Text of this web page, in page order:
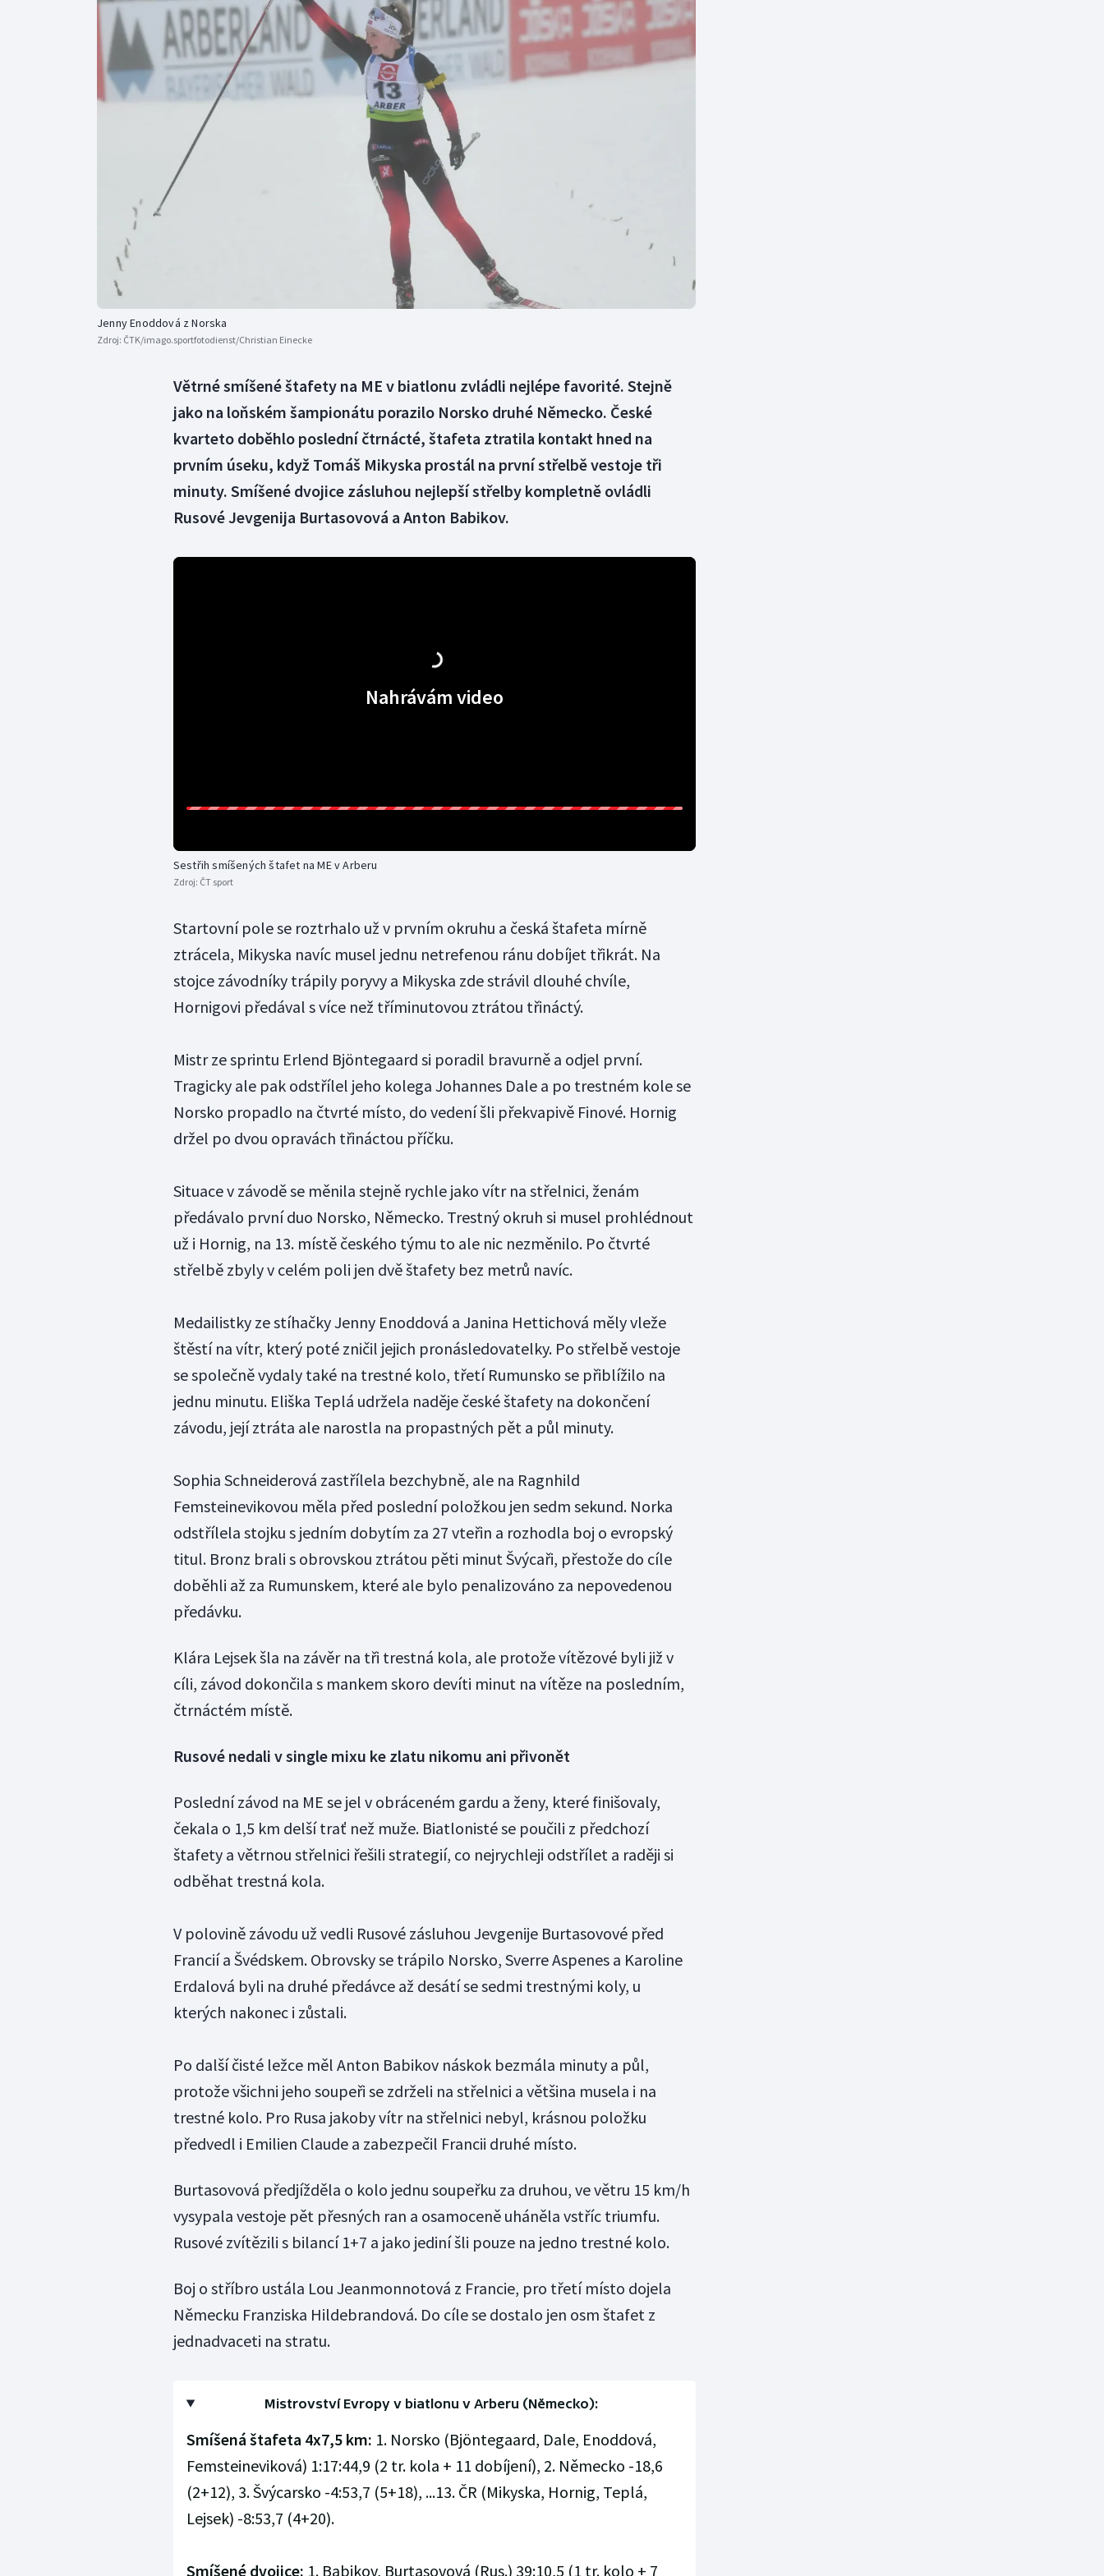
Curling
Dostihy
Moderní pětiboj
Olympijské hry
Parasport
Plavání
Plážový volejbal
Triatlon
Veslování
Jenny Enoddová z Norska
Zdroj: ČTK/imago.sportfotodienst/Christian Einecke
Větrné smíšené štafety na ME v biatlonu zvládli nejlépe favorité. Stejně
jako na loňském šampionátu porazilo Norsko druhé Německo. České
kvarteto doběhlo poslední čtrnácté, štafeta ztratila kontakt hned na
prvním úseku, když Tomáš Mikyska prostál na první střelbě vestoje tři
minuty. Smíšené dvojice zásluhou nejlepší střelby kompletně ovládli
Rusové Jevgenija Burtasovová a Anton Babikov.
Nahrávám video
Sestřih smíšených štafet na ME v Arberu
Zdroj: ČT sport
Startovní pole se roztrhalo už v prvním okruhu a česká štafeta mírně
ztrácela, Mikyska navíc musel jednu netrefenou ránu dobíjet třikrát. Na
stojce závodníky trápily poryvy a Mikyska zde strávil dlouhé chvíle,
Hornigovi předával s více než tříminutovou ztrátou třináctý.
Mistr ze sprintu Erlend Bjöntegaard si poradil bravurně a odjel první.
Tragicky ale pak odstřílel jeho kolega Johannes Dale a po trestném kole se
Norsko propadlo na čtvrté místo, do vedení šli překvapivě Finové. Hornig
držel po dvou opravách třináctou příčku.
Situace v závodě se měnila stejně rychle jako vítr na střelnici, ženám
předávalo první duo Norsko, Německo. Trestný okruh si musel prohlédnout
už i Hornig, na 13. místě českého týmu to ale nic nezměnilo. Po čtvrté
střelbě zbyly v celém poli jen dvě štafety bez metrů navíc.
Medailistky ze stíhačky Jenny Enoddová a Janina Hettichová měly vleže
štěstí na vítr, který poté zničil jejich pronásledovatelky. Po střelbě vestoje
se společně vydaly také na trestné kolo, třetí Rumunsko se přiblížilo na
jednu minutu. Eliška Teplá udržela naděje české štafety na dokončení
závodu, její ztráta ale narostla na propastných pět a půl minuty.
Sophia Schneiderová zastřílela bezchybně, ale na Ragnhild
Femsteinevikovou měla před poslední položkou jen sedm sekund. Norka
odstřílela stojku s jedním dobytím za 27 vteřin a rozhodla boj o evropský
titul. Bronz brali s obrovskou ztrátou pěti minut Švýcaři, přestože do cíle
doběhli až za Rumunskem, které ale bylo penalizováno za nepovedenou
předávku.
Klára Lejsek šla na závěr na tři trestná kola, ale protože vítězové byli již v
cíli, závod dokončila s mankem skoro devíti minut na vítěze na posledním,
čtrnáctém místě.
Rusové nedali v single mixu ke zlatu nikomu ani přivonět
Poslední závod na ME se jel v obráceném gardu a ženy, které finišovaly,
čekala o 1,5 km delší trať než muže. Biatlonisté se poučili z předchozí
štafety a větrnou střelnici řešili strategií, co nejrychleji odstřílet a raději si
odběhat trestná kola.
V polovině závodu už vedli Rusové zásluhou Jevgenije Burtasovové před
Francií a Švédskem. Obrovsky se trápilo Norsko, Sverre Aspenes a Karoline
Erdalová byli na druhé předávce až desátí se sedmi trestnými koly, u
kterých nakonec i zůstali.
Po další čisté ležce měl Anton Babikov náskok bezmála minuty a půl,
protože všichni jeho soupeři se zdrželi na střelnici a většina musela i na
trestné kolo. Pro Rusa jakoby vítr na střelnici nebyl, krásnou položku
předvedl i Emilien Claude a zabezpečil Francii druhé místo.
Burtasovová předjížděla o kolo jednu soupeřku za druhou, ve větru 15 km/h
vysypala vestoje pět přesných ran a osamoceně uháněla vstříc triumfu.
Rusové zvítězili s bilancí 1+7 a jako jediní šli pouze na jedno trestné kolo.
Boj o stříbro ustála Lou Jeanmonnotová z Francie, pro třetí místo dojela
Německu Franziska Hildebrandová. Do cíle se dostalo jen osm štafet z
jednadvaceti na stratu.
Mistrovství Evropy v biatlonu v Arberu (Německo):
Smíšená štafeta 4x7,5 km: 1. Norsko (Bjöntegaard, Dale, Enoddová,
Femsteineviková) 1:17:44,9 (2 tr. kola + 11 dobíjení), 2. Německo -18,6
(2+12), 3. Švýcarsko -4:53,7 (5+18), ...13. ČR (Mikyska, Hornig, Teplá,
Lejsek) -8:53,7 (4+20).
Smíšené dvojice: 1. Babikov, Burtasovová (Rus.) 39:10,5 (1 tr. kolo + 7